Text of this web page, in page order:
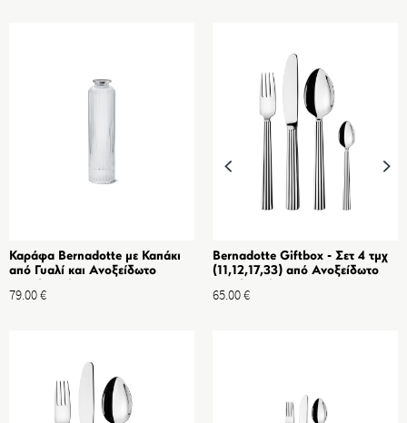
Καράφα Bernadotte με Καπάκι
από Γυαλί και Ανοξείδωτο
79.00€
Bernadotte Giftbox - Σετ 4 τμχ
(11,12,17,33) από Ανοξείδωτο
65.00€